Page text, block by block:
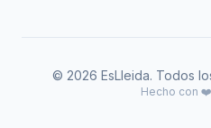
© 2026 EsLleida. Todos
Hecho con